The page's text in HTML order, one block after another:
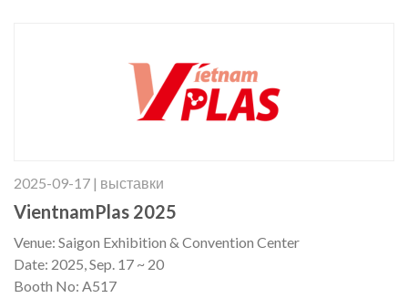
2025-09-17 | выставки
VientnamPlas 2025
Venue: Saigon Exhibition & Convention Center
Date: 2025, Sep. 17 ~ 20
Booth No: A517